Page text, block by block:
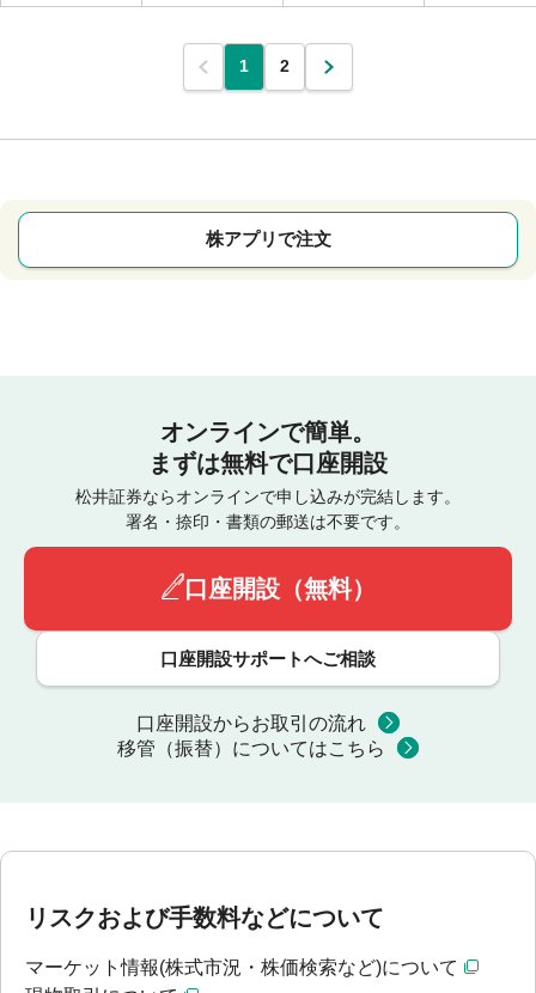
1 2
株アプリで注文
オンラインで簡単。
まずは無料で口座開設
松井証券ならオンラインで申し込みが完結します。
署名・捺印・書類の郵送は不要です。
口座開設（無料）
口座開設サポートへご相談
口座開設からお取引の流れ
移管（振替）についてはこちら
リスクおよび手数料などについて
マーケット情報(株式市況・株価検索など)について